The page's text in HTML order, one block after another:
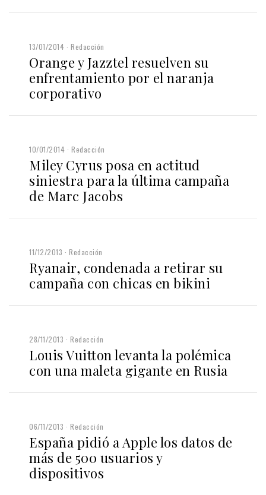
13/01/2014 Redacción
Orange y Jazztel resuelven su
enfrentamiento por el naranja
corporativo
10/01/2014 Redacción
Miley Cyrus posa en actitud
siniestra para la última campaña
de Marc Jacobs
11/12/2013 Redacción
Ryanair, condenada a retirar su
campaña con chicas en bikini
28/11/2013 Redacción
Louis Vuitton levanta la polémica
con una maleta gigante en Rusia
06/11/2013 Redacción
España pidió a Apple los datos de
más de 500 usuarios y
dispositivos